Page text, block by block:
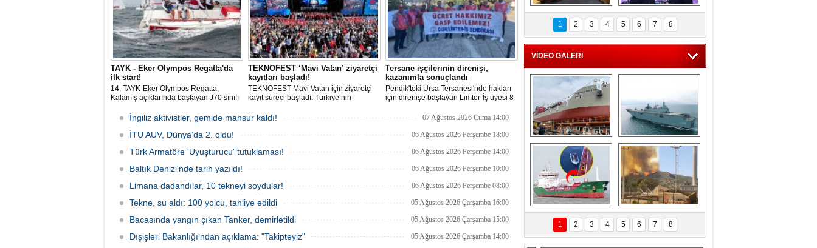
TAYK - Eker Olympos Regatta'da
ilk start!
14. TAYK-Eker Olympos Regatta,
Kalamış açıklarında başlayan J70 sınıfı
gün boyunca yelken coşkusuyla
buluşturacak organizasyonun ilk
gününde 9 tekne rüzgârla buluştu.
TEKNOFEST ‘Mavi Vatan’ ziyaretçi
kayıtları başladı!
TEKNOFEST Mavi Vatan için ziyaretçi
kayıt süreci başladı. Türkiye’nin
odaklanan etkinliği, 20-23 Ağustos
Komutanlığı’nda gerçekleştirilecek.
Tersane işçilerinin direnişi,
kazanımla sonuçlandı
Pendik'teki Ursa Tersanesi'nde hakları
için direnişe başlayan Limter-İş üyesi 8
arabulucu görüşmesinde tüm
Sendika, sözlerin tutulmaması halinde
İngiliz aktivistler, gemide mahsur kaldı! 07 Ağustos 2026 Cuma 14:00
İTU AUV, Dünya’da 2. oldu! 06 Ağustos 2026 Perşembe 18:00
Türk Armatöre 'Uyuşturucu' tutuklaması! 06 Ağustos 2026 Perşembe 14:00
Baltık Denizi'nde tarih yazıldı! 06 Ağustos 2026 Perşembe 10:00
Limana dadandılar, 10 tekneyi soydular! 06 Ağustos 2026 Perşembe 08:00
Tekne, su aldı: 100 yolcu, tahliye edildi 05 Ağustos 2026 Çarşamba 16:00
Bacasında yangın çıkan Tanker, demirletildi 05 Ağustos 2026 Çarşamba 15:00
Dışişleri Bakanlığı'ndan açıklama: "Takipteyiz" 05 Ağustos 2026 Çarşamba 14:00
MSC'den 55 milyon
euroluk turizm geliri
müjdesi
5. Bosphorus Ship
Brokers Dinner,
İstanbul’da yapıldı
1 2 3 4 5 6 7 8
VİDEO GALERİ
Çeksan Tersanesi,
Başaran Bayrak
tankerini suya
indirdi
TCG Anadolu,
tersane teknik
seyrini tamamladı
Göçmenlerin
imdadına Türk
sahipli MINA DENIZ
yetişti
Milas’taki yangın
yeniden termik
santrallere doğru
ilerliyor
1 2 3 4 5 6 7 8